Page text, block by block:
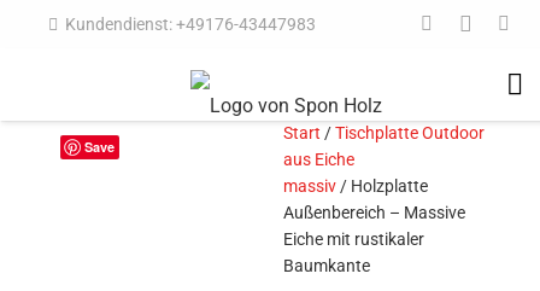
Kundendienst: +49176-43447983
Save
Start /Tischplatte Outdoor
aus Eiche
massiv/ Holzplatte
Außenbereich – Massive
Eiche mit rustikaler
Baumkante